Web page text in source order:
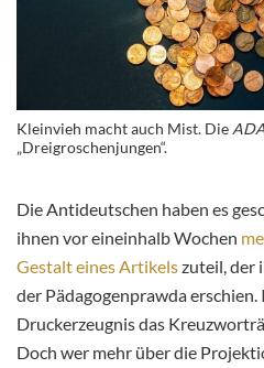
Kleinvieh macht auch Mist. Die
„Dreigroschenjungen“.
Die Antideutschen haben es
ihnen vor eineinhalb Wochen
Gestalt eines Artikelszuteil, der
der Pädagogenprawda erschien.
Druckerzeugnis das
Doch wer mehr über die